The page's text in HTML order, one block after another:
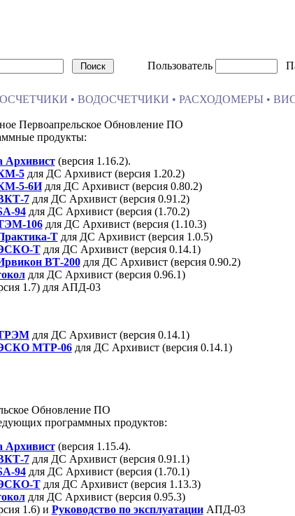
Пользователь
• ВОДОСЧЕТЧИКИ • РАСХОДОМЕРЫ •
Первоапрельское Обновление ПО
продукты:
Архивист(версия 1.16.2).
5для ДС Архивист (версия 1.20.2)
5-6Идля ДС Архивист (версия 0.80.2)
7для ДС Архивист (версия 0.91.2)
94для ДС Архивист (версия (1.70.2)
106для ДС Архивист (версия (1.10.3)
Тдля ДС Архивист (версия 1.0.5)
Тдля ДС Архивист (версия 0.14.1)
ВТ-200для ДС Архивист (версия 0.90.2)
для ДС Архивист (версия 0.96.1)
1.7) для АПД-03
для ДС Архивист (версия 0.14.1)
МТР-06для ДС Архивист (версия 0.14.1)
Обновление ПО
программных продуктов:
Архивист(версия 1.15.4).
7для ДС Архивист (версия 0.91.1)
94для ДС Архивист (версия (1.70.1)
Тдля ДС Архивист (версия 1.13.3)
для ДС Архивист (версия 0.95.3)
1.6) и Руководство по эксплуатацииАПД-03